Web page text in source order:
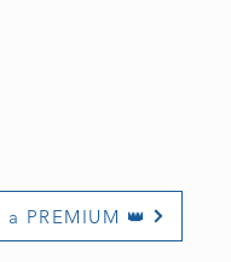
a PREMIUM 👑